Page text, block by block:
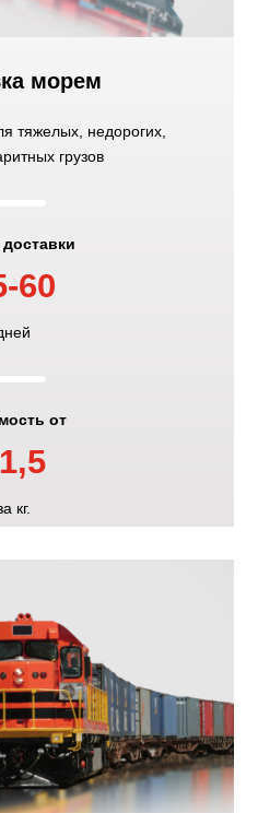
морем
тяжелых, недорогих,
грузов
K
60
от
кг.